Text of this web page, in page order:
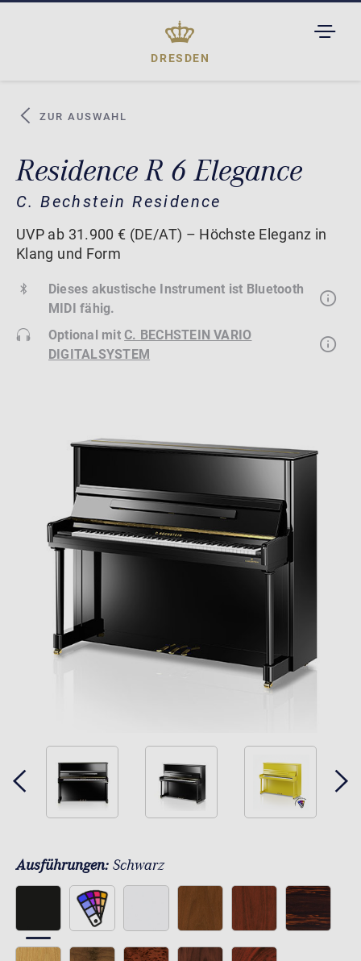
DRESDEN
ZUR AUSWAHL
Residence R 6 Elegance
C. Bechstein Residence
UVP ab 31.900 € (DE/AT) – Höchste Eleganz in
Klang und Form
Dieses akustische Instrument ist Bluetooth
MIDI fähig.
Optional mitC. BECHSTEIN VARIO
DIGITALSYSTEM
Ausführungen: Schwarz